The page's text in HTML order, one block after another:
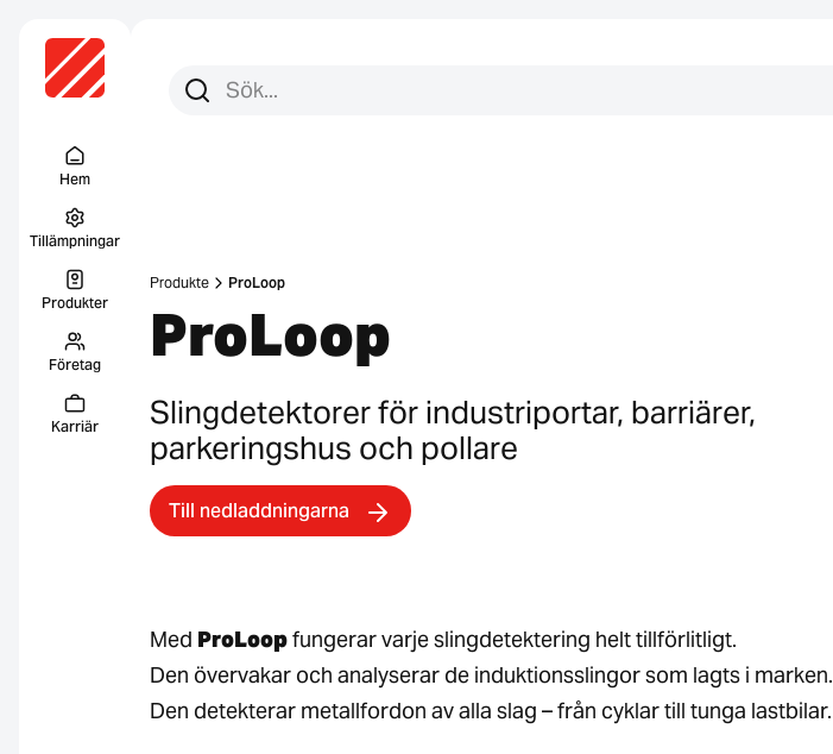
Hem
Tillämpningar
Produkter
Företag
Karriär
Sök efter:
Sök
Produkte ProLoop
ProLoop
Slingdetektorer för industriportar, barriärer,
parkeringshus och pollare
Till nedladdningarna
Med ProLoopfungerar varje slingdetektering helt tillförlitligt.
Den övervakar och analyserar de induktionsslingor som lagts i marken.
Den detekterar metallfordon av alla slag – från cyklar till tunga lastbilar.